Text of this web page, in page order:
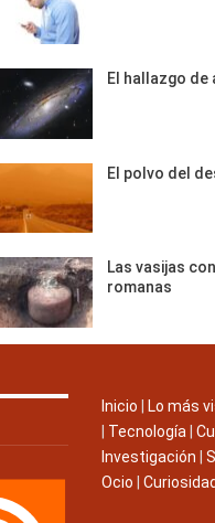
El hallazgo de
El polvo del
Las vasijas
romanas
Inicio Lo más
Tecnología
Investigación
Ocio